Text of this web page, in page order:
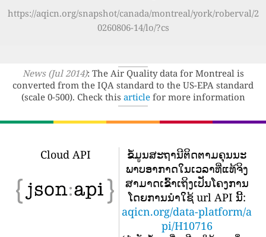
https://aqicn.org/snapshot/canada/montreal/york/roberval/2
0260806-14/lo/?cs
News (Jul 2014): The Air Quality data for Montreal is
converted from the IQA standard to the US-EPA standard
(scale 0-500). Check this articlefor more information
Cloud API
ຂໍ້​ມູນ​ສະ​ຖາ​ນີ​ຕິດ​ຕາມ​ຄຸນ​ນະ​
ພາບ​ອາ​ກາດ​ໃນ​ເວ​ລາ​ທີ່​ແທ້​ຈິງ​
ສາ​ມາດ​ເຂົ້າ​ເຖິງ​ເປັນ​ໂຄງ​ການ​
ໂດຍ​ການ​ນໍາ​ໃຊ້ url API ນີ້​:
aqicn.org/data-platform/a
pi/H10716